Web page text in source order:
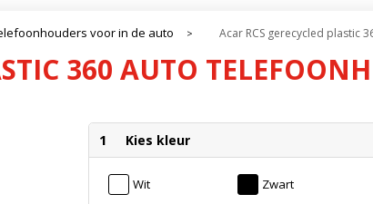
voor in de auto > Acar RCS gerecycled plastic
360 AUTO
1 Kies kleur
Wit Zwart